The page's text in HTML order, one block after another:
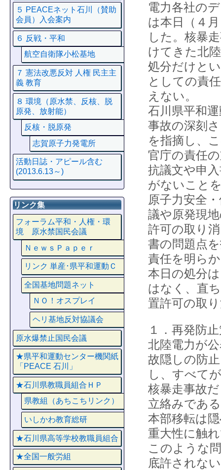
電力各社の
は本日（４
した。核暴
けてきた北
処分だけと
としての責
えない。
石川県平和
事故の深刻
を指摘し、
官庁の責任
抗議文や申
がないこと
原子力安全
議や原発現
許可の取り
書の問題点
責任を明ら
本日の処分
はなく、直
置許可の取
１．再発防
北陸電力が
故隠しの防
し、すべて
核暴走事故
立絡みであ
本部移転は
重大性に触
このような
底許されな
５ PEACEネット石川（賛助
会員）入会案内
６ 反戦・平和
航空自衛隊小松基地
７ 憲法改悪反対 人権 民主主
義 教育
８ 環境（原水禁、反核、脱
原発、放射能）
反核・脱原発
志賀原子力発電所
活動日誌・アピール含む
(2013.6.13～)
リンク集
フォーラム平和・人権・環
境 原水禁国民会議
ＮｅｗｓＰａｐｅｒ
リンク 単産･県平和運動Ｃ
全国基地問題ネット
ＮＯ！オスプレイ
ヘリ基地反対協議会
原水爆禁止国民会議
★県平和運動センター機関紙
「PEACE 石川」
★石川県教職員組合ＨＰ
県教組（あちこちリンク）
いしかわ教育総研
★石川県高等学校教職員組合
★全国一般労組